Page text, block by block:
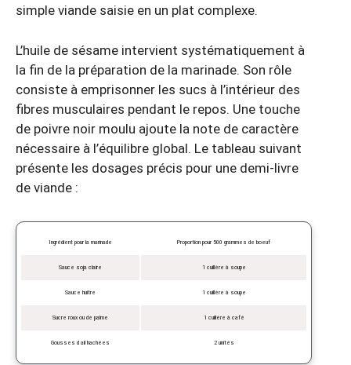
simple viande saisie en un plat complexe.
L’huile de sésame intervient systématiquement à
la fin de la préparation de la marinade. Son rôle
consiste à emprisonner les sucs à l’intérieur des
fibres musculaires pendant le repos. Une touche
de poivre noir moulu ajoute la note de caractère
nécessaire à l’équilibre global. Le tableau suivant
présente les dosages précis pour une demi-livre
de viande :
Ingrédient pour la marinade Proportion pour 500 grammes de boeuf
Sauce soja claire 1 cuillère à soupe
Sauce huître 1 cuillère à soupe
Sucre roux ou de palme 1 cuillère à café
Gousses d ail hachées 2 unités